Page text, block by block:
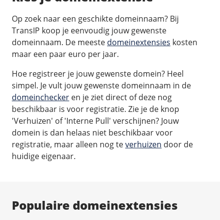
.eu domein
.be domein
/Security & Compliance
Digitale toegankelijkheid
GDPR Protect
SiteSweep
SSL
/Orchestration
Kubernetes
Linux Server
Windows Server
Microsoft Essentials
Plesk
cPanel
Network
Load balancing
OpenStack Connect
Bring Your Own IP
Dedicated IP Subnet
Volumes
Volume storage
Volume backups
/Other
STACK - online opslag
Acronis Cyber Protect
AccessiWay - toegankelijkheid
Social Media Hub
iubenda - compliancy
Billdu - facturatieapp
Patchman
/TransIP
Contact
/Overig
Nieuws
Blog
Webinars
Hulp nodig?
Op zoek naar een geschikte domeinnaam? Bij
TransIP koop je eenvoudig jouw gewenste
domeinnaam. De meeste domeinextensies kosten
maar een paar euro per jaar.
Hoe registreer je jouw gewenste domein? Heel
simpel. Je vult jouw gewenste domeinnaam in de
domeinchecker en je ziet direct of deze nog
beschikbaar is voor registratie. Zie je de knop
'Verhuizen' of 'Interne Pull' verschijnen? Jouw
domein is dan helaas niet beschikbaar voor
registratie, maar alleen nog teverhuizen door de
huidige eigenaar.
Populaire domeinextensies